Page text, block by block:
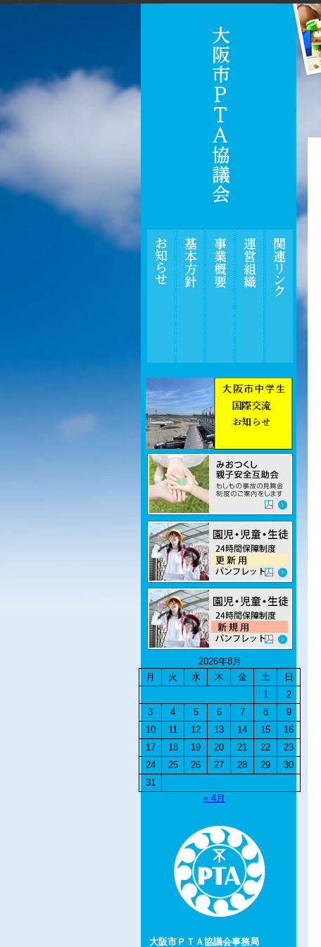
2026年8月
月
火 水 木 金 土
日
1
2
3
4 5 6 7 8
9
10
11 12 13 14 15
16
17
18 19 20 21 22
23
24
25 26 27 28 29
30
31
« 4月
大阪市ＰＴＡ協議会事務局